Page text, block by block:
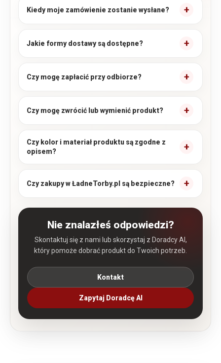
Kiedy moje zamówienie zostanie wysłane?
Jakie formy dostawy są dostępne?
Czy mogę zapłacić przy odbiorze?
Czy mogę zwrócić lub wymienić produkt?
Czy kolor i materiał produktu są zgodne z
opisem?
Czy zakupy w ŁadneTorby.pl są bezpieczne?
Nie znalazłeś odpowiedzi?
Skontaktuj się z nami lub skorzystaj z Doradcy AI,
który pomoże dobrać produkt do Twoich potrzeb.
Kontakt
Zapytaj Doradcę AI